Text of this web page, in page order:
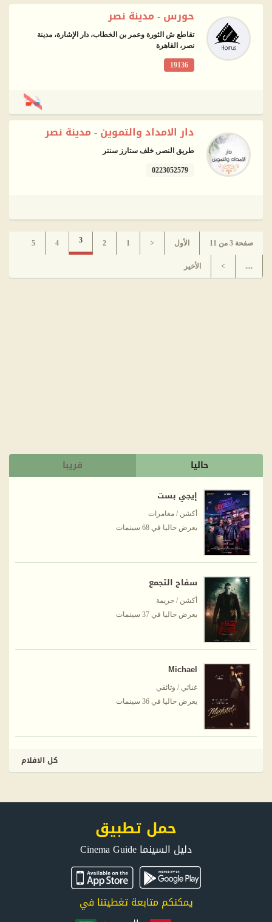
حورس - مدينة نصر
تقاطع ش الثورة وعمر بن الخطاب، دار اﻹشارة، مدينة
نصر، القاهرة
19136
دار الامداد والتموين - مدينة نصر
طريق النصر, خلف ستارز سنتر
0223052579
صفحة 3 من 11 الأول <
1
2
3
4
5
....
> الأخير
حاليا قريبا
إيجي بست
أكشن / مغامرات
يعرض حاليا في 68 سينمات
سفاح التجمع
أكشن / جريمة
يعرض حاليا في 37 سينمات
Michael
غنائي / وثائقي
يعرض حاليا في 36 سينمات
كل الافلام
حمل تطبيق
دليل السينما Cinema Guide
يمكنكم متابعة تغطيتنا في